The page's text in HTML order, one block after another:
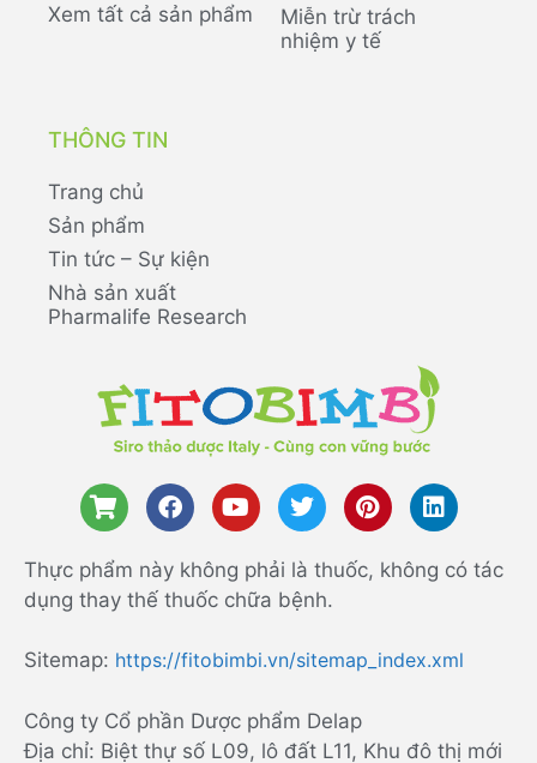
Xem tất cả sản phẩm
Miễn trừ trách
nhiệm y tế
THÔNG TIN
Trang chủ
Sản phẩm
Tin tức – Sự kiện
Nhà sản xuất
Pharmalife Research
Thực phẩm này không phải là thuốc, không có tác
dụng thay thế thuốc chữa bệnh.
Sitemap: https://fitobimbi.vn/sitemap_index.xml
Công ty Cổ phần Dược phẩm Delap
Địa chỉ: Biệt thự số L09, lô đất L11, Khu đô thị mới